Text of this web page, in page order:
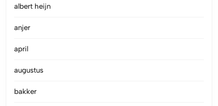
albert heijn
anjer
april
augustus
bakker